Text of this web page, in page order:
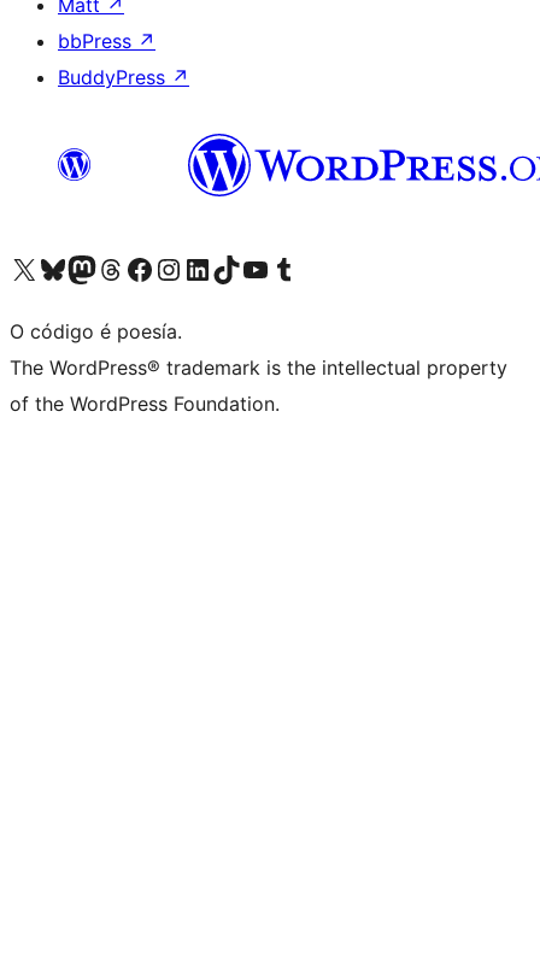
Matt ↗
bbPress ↗
BuddyPress ↗
Visita la cuenta de X (anteriormente Twitter)
Visita a nosa conta de Bluesky
Visita a nosa conta de Mastodon
Visita a nosa conta de Threads
Visita a nosa páxina de Facebook
Visita a nosa conta de Instagram
Visita a nosa conta de LinkedIn
Visita a nosa conta de TikTok
Visita a nosa canle de YouTube
Visita a nosa conta de Tumblr
O código é poesía.
The WordPress® trademark is the intellectual property
of the WordPress Foundation.